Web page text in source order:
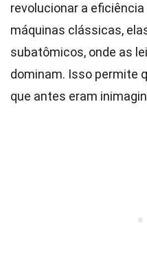
revolucionar a
máquinas clássicas,
subatômicos, onde as
dominam. Isso permite
que antes eram